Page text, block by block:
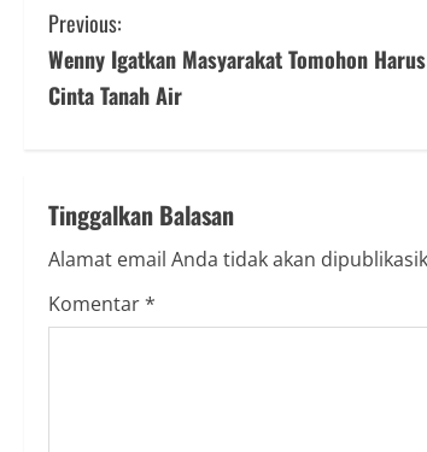
C
o
i
n
u
Previous:
Wenny Igatkan Masyarakat Tomohon
Cinta Tanah Air
Tinggalkan Balasan
Alamat email Anda tidak akan
Komentar*